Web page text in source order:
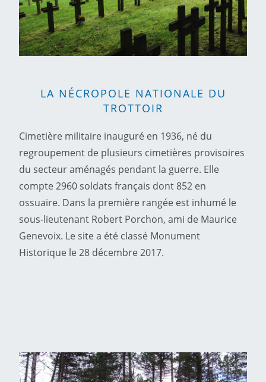
LA NÉCROPOLE NATIONALE DU
TROTTOIR
Cimetière militaire inauguré en 1936, né du
regroupement de plusieurs cimetières provisoires
du secteur aménagés pendant la guerre. Elle
compte 2960 soldats français dont 852 en
ossuaire. Dans la première rangée est inhumé le
sous-lieutenant Robert Porchon, ami de Maurice
Genevoix. Le site a été classé Monument
Historique le 28 décembre 2017.